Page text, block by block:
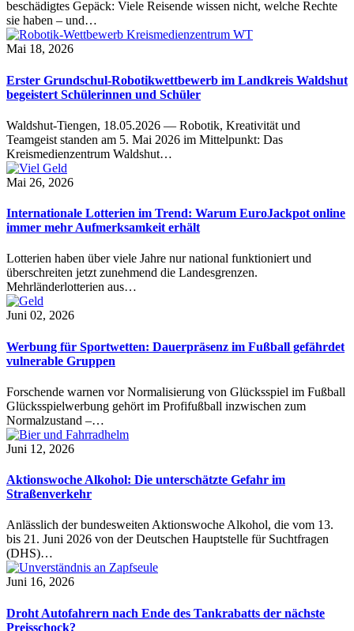
beschädigtes Gepäck: Viele Reisende wissen nicht, welche Rechte
sie haben – und…
Mai 18, 2026
Erster Grundschul-Robotikwettbewerb im Landkreis Waldshut
begeistert Schülerinnen und Schüler
Waldshut-Tiengen, 18.05.2026 — Robotik, Kreativität und
Teamgeist standen am 5. Mai 2026 im Mittelpunkt: Das
Kreismedienzentrum Waldshut…
Mai 26, 2026
Internationale Lotterien im Trend: Warum EuroJackpot online
immer mehr Aufmerksamkeit erhält
Lotterien haben über viele Jahre nur national funktioniert und
überschreiten jetzt zunehmend die Landesgrenzen.
Mehrländerlotterien aus…
Juni 02, 2026
Werbung für Sportwetten: Dauerpräsenz im Fußball gefährdet
vulnerable Gruppen
Forschende warnen vor Normalisierung von Glücksspiel im Fußball
Glücksspielwerbung gehört im Profifußball inzwischen zum
Normalzustand –…
Juni 12, 2026
Aktionswoche Alkohol: Die unterschätzte Gefahr im
Straßenverkehr
Anlässlich der bundesweiten Aktionswoche Alkohol, die vom 13.
bis 21. Juni 2026 von der Deutschen Hauptstelle für Suchtfragen
(DHS)…
Juni 16, 2026
Droht Autofahrern nach Ende des Tankrabatts der nächste
Preisschock?